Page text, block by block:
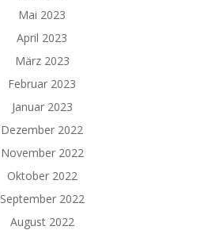
Mai 2023
April 2023
März 2023
Februar 2023
Januar 2023
Dezember 2022
November 2022
Oktober 2022
September 2022
August 2022